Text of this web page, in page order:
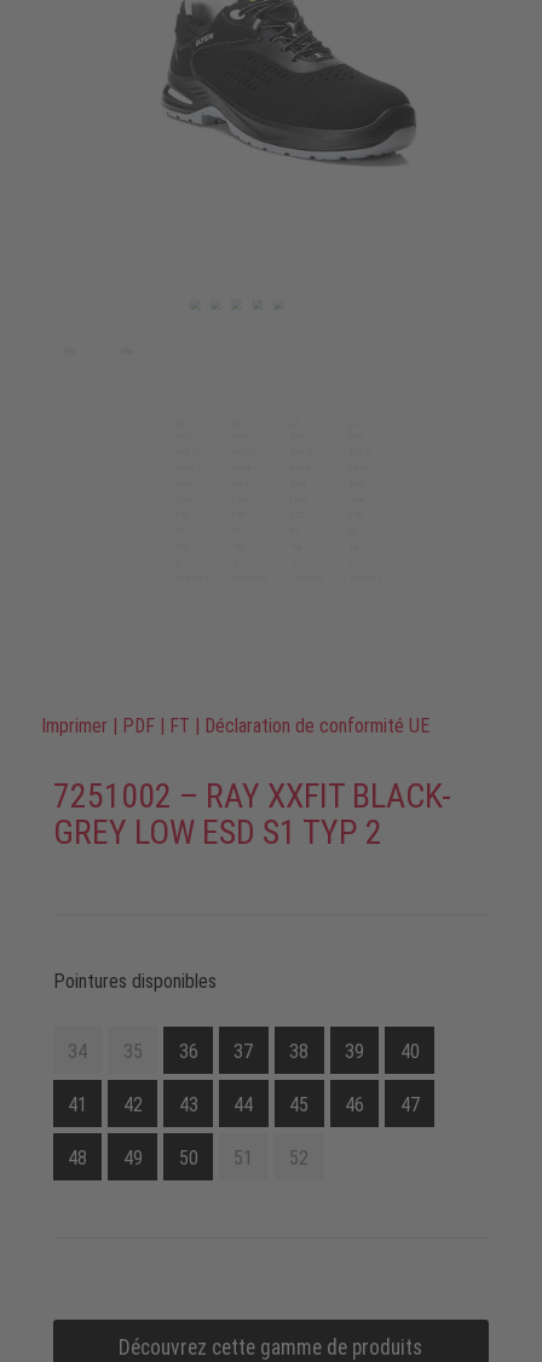
Imprimer | PDF | FT | Déclaration de conformité UE
7251002 – RAY XXFIT BLACK-
GREY LOW ESD S1 TYP 2
Pointures disponibles
34 35 36 37 38 39 40
41 42 43 44 45 46 47
48 49 50 51 52
Découvrez cette gamme de produits